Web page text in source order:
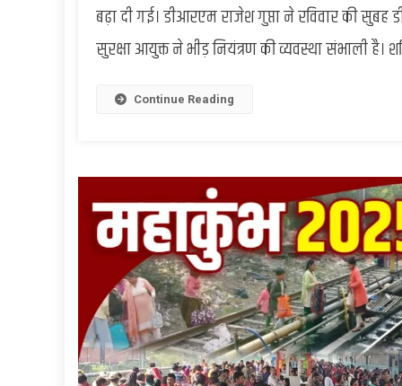
बढ़ा दी गई। डीआरएम राजेश गुप्ता ने रविवार की
सुरक्षा आयुक्त ने भीड़ नियंत्रण की व्यवस्था संभाली है।
Continue Reading